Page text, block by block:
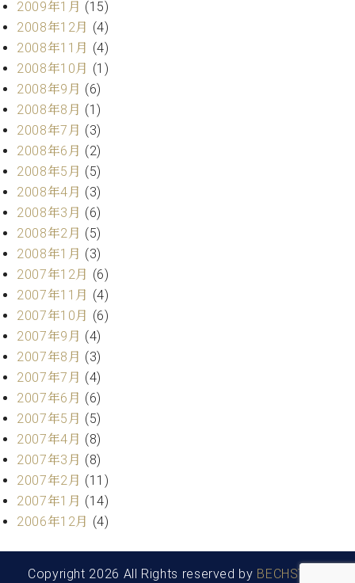
2009年1月 (15)
2008年12月 (4)
2008年11月 (4)
2008年10月 (1)
2008年9月 (6)
2008年8月 (1)
2008年7月 (3)
2008年6月 (2)
2008年5月 (5)
2008年4月 (3)
2008年3月 (6)
2008年2月 (5)
2008年1月 (3)
2007年12月 (6)
2007年11月 (4)
2007年10月 (6)
2007年9月 (4)
2007年8月 (3)
2007年7月 (4)
2007年6月 (6)
2007年5月 (5)
2007年4月 (8)
2007年3月 (8)
2007年2月 (11)
2007年1月 (14)
2006年12月 (4)
Copyright 2026 All Rights reserved by BECHSTEIN